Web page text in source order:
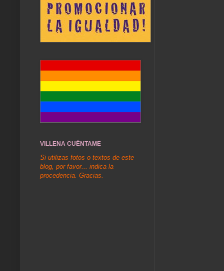
VILLENA CUÉNTAME
Si utilizas fotos o textos de este
blog, por favor... indica la
procedencia. Gracias.